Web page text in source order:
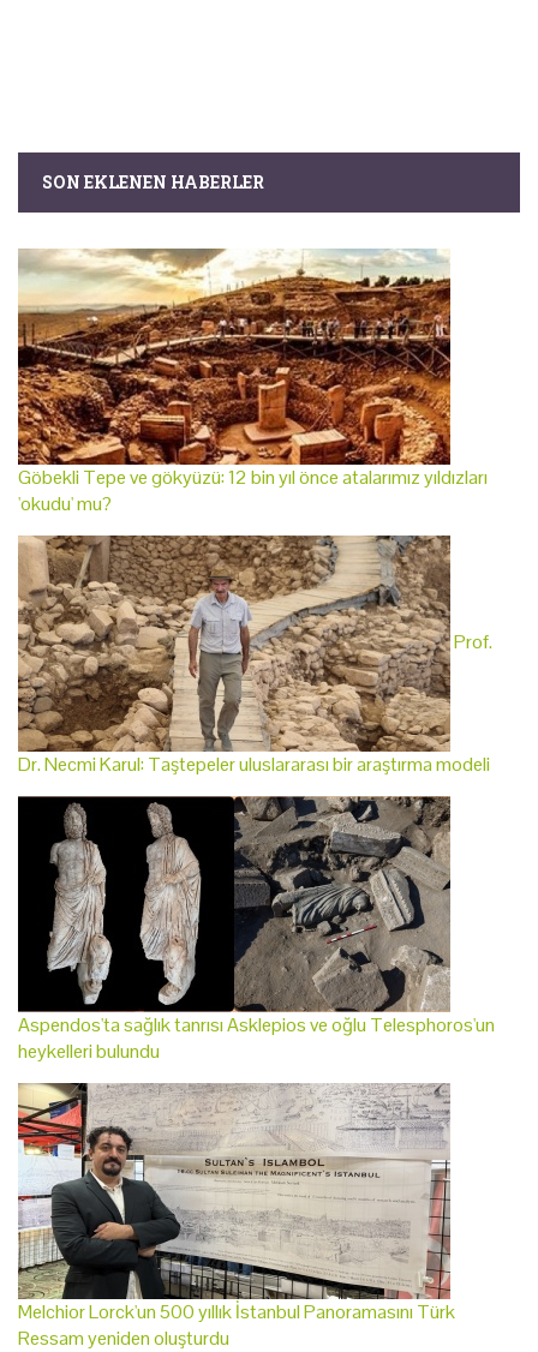
SON EKLENEN HABERLER
Göbekli Tepe ve gökyüzü: 12 bin yıl önce atalarımız yıldızları
'okudu' mu?
Prof.
Dr. Necmi Karul: Taştepeler uluslararası bir araştırma modeli
Aspendos'ta sağlık tanrısı Asklepios ve oğlu Telesphoros'un
heykelleri bulundu
Melchior Lorck'un 500 yıllık İstanbul Panoramasını Türk
Ressam yeniden oluşturdu